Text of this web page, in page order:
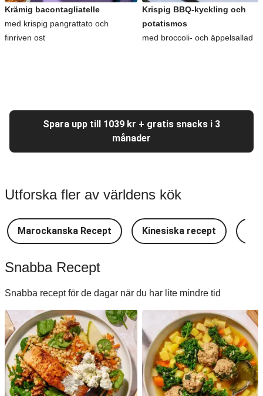
Krämig bacontagliatelle
med krispig pangrattato och
finriven ost
Krispig BBQ-kyckling och
potatismos
med broccoli- och äppelsallad
Spara upp till 1039 kr + gratis snacks i 3
månader
Utforska fler av världens kök
Marockanska Recept Kinesiska recept
Snabba Recept
Snabba recept för de dagar när du har lite mindre tid